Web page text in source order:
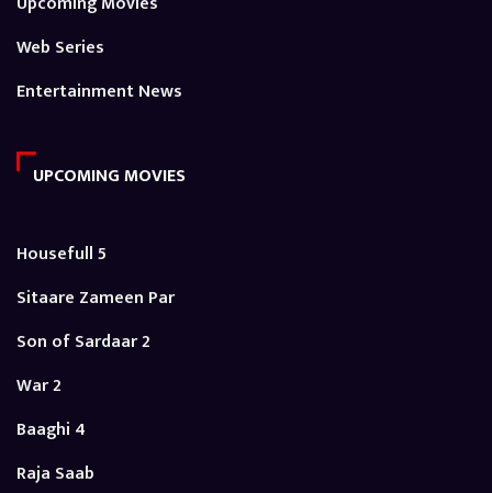
Web Series
Entertainment News
UPCOMING MOVIES
Housefull 5
Sitaare Zameen Par
Son of Sardaar 2
War 2
Baaghi 4
Raja Saab